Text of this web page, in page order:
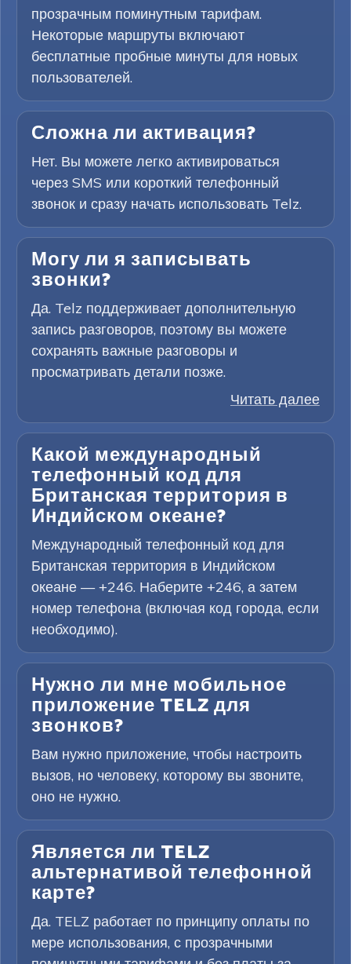
прозрачным поминутным тарифам.
Некоторые маршруты включают
бесплатные пробные минуты для новых
пользователей.
Сложна ли активация?
Нет. Вы можете легко активироваться
через SMS или короткий телефонный
звонок и сразу начать использовать Telz.
Могу ли я записывать
звонки?
Да. Telz поддерживает дополнительную
запись разговоров, поэтому вы можете
сохранять важные разговоры и
просматривать детали позже.
Читать далее
Какой международный
телефонный код для
Британская территория в
Индийском океане?
Международный телефонный код для
Британская территория в Индийском
океане — +246. Наберите +246, а затем
номер телефона (включая код города, если
необходимо).
Нужно ли мне мобильное
приложение TELZ для
звонков?
Вам нужно приложение, чтобы настроить
вызов, но человеку, которому вы звоните,
оно не нужно.
Является ли TELZ
альтернативой телефонной
карте?
Да. TELZ работает по принципу оплаты по
мере использования, с прозрачными